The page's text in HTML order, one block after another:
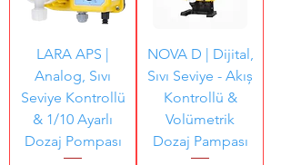
LARA APS |
Analog, Sıvı
Seviye Kontrollü
& 1/10 Ayarlı
Dozaj Pompası
NOVA D | Dijital,
Sıvı Seviye - Akıș
Kontrollü &
Volümetrik
Dozaj Pampası